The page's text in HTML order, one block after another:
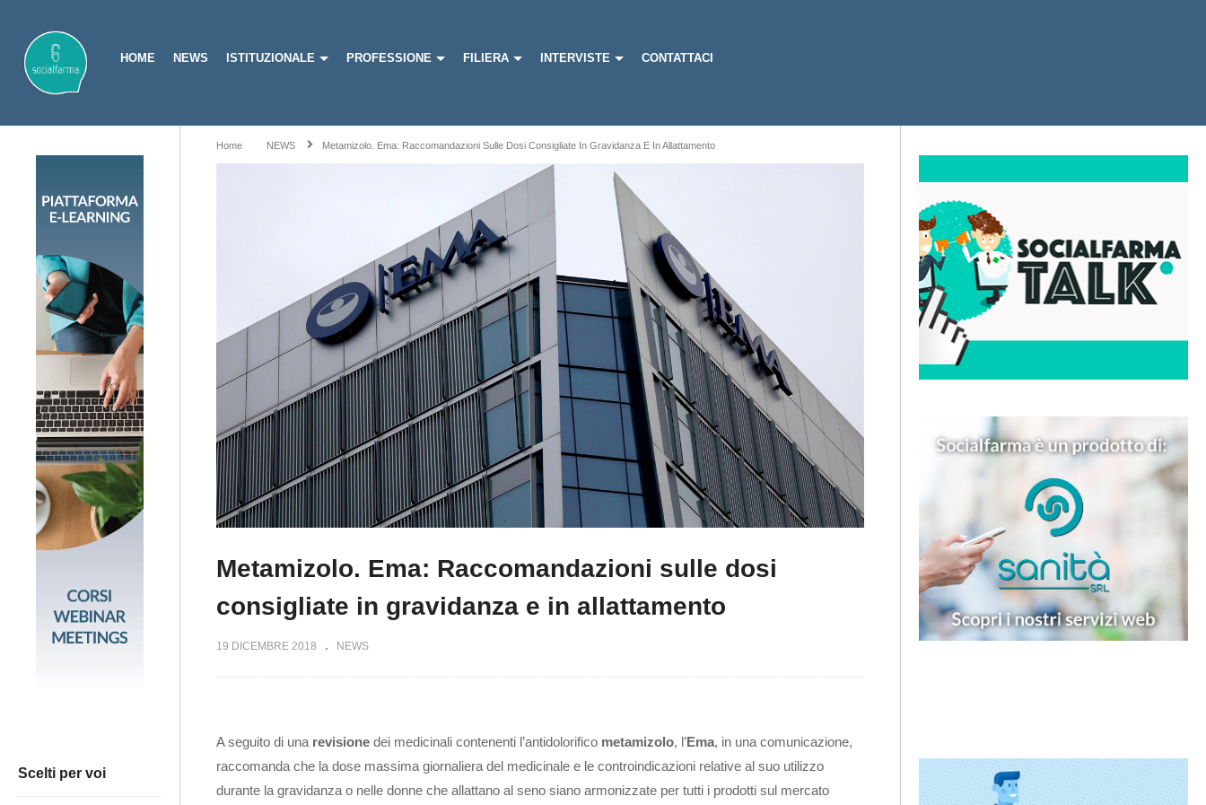
HOME NEWS ISTITUZIONALE PROFESSIONE FILIERA INTERVISTE CONTATTACI
Scelti per voi
Home NEWS Metamizolo. Ema: Raccomandazioni Sulle Dosi Consigliate In Gravidanza E In Allattamento
Metamizolo. Ema: Raccomandazioni sulle dosi
consigliate in gravidanza e in allattamento
19 DICEMBRE 2018 NEWS
A seguito di una revisione dei medicinali contenenti l’antidolorifico metamizolo, l’Ema, in una comunicazione,
raccomanda che la dose massima giornaliera del medicinale e le controindicazioni relative al suo utilizzo
durante la gravidanza o nelle donne che allattano al seno siano armonizzate per tutti i prodotti sul mercato